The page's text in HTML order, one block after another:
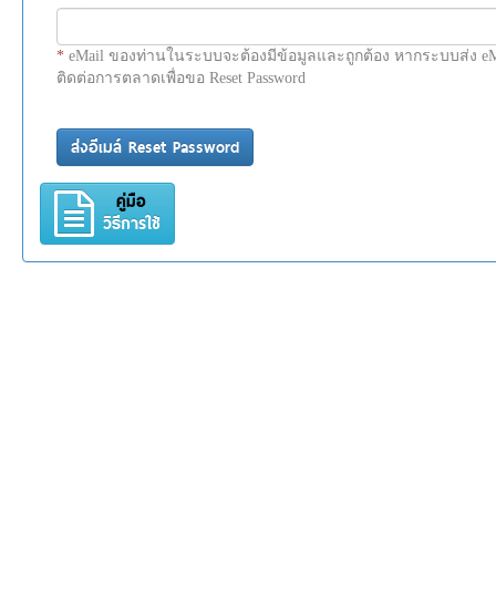
* eMail ของท่านในระบบจะต้องมีข้อมูลและถูกต้อง หากระบบส่ง
ติดต่อการตลาดเพื่อขอ Reset Password
คู่มือ
วิธีการใช้